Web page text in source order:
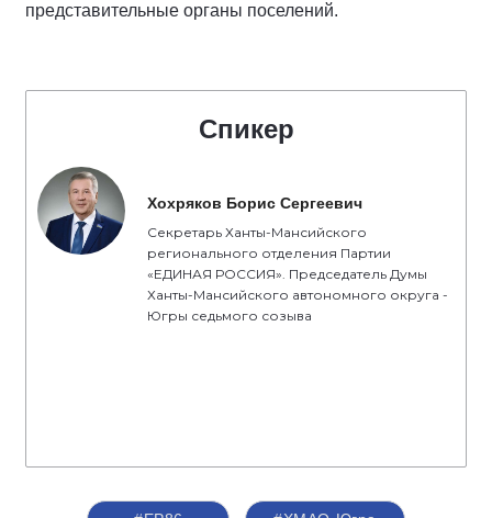
представительные органы поселений.
Спикер
Хохряков Борис Сергеевич
Секретарь Ханты-Мансийского
регионального отделения Партии
«ЕДИНАЯ РОССИЯ». Председатель Думы
Ханты-Мансийского автономного округа -
Югры седьмого созыва